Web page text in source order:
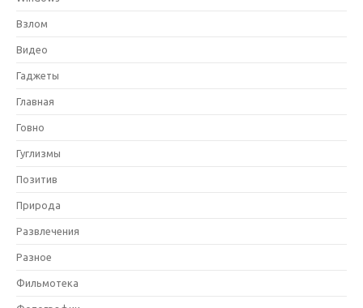
Взлом
Видео
Гаджеты
Главная
Говно
Гуглизмы
Позитив
Природа
Развлечения
Разное
Фильмотека